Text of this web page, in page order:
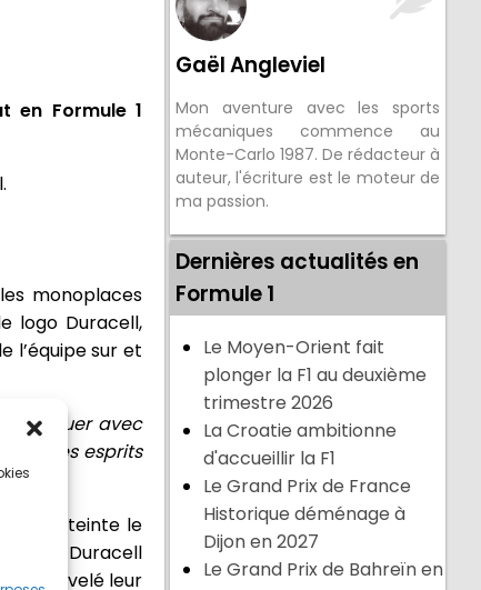
en Formule 1
monoplaces
logo Duracell,
l’équipe sur et
continuer avec
les esprits
et teinte le
Prix. Duracell
renouvelé leur
Gaël Angleviel
Mon aventure avec les sports
mécaniques commence au
Monte-Carlo 1987. De rédacteur à
auteur, l'écriture est le moteur de
ma passion.
Dernières actualités en
Formule 1
Le Moyen-Orient fait
plonger la F1 au deuxième
trimestre 2026
La Croatie ambitionne
d'accueillir la F1
Le Grand Prix de France
Historique déménage à
Dijon en 2027
Le Grand Prix de Bahreïn en